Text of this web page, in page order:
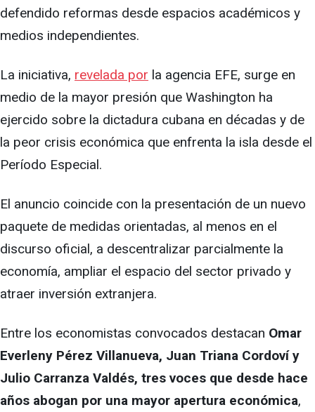
defendido reformas desde espacios académicos y
medios independientes.
La iniciativa, revelada por la agencia EFE, surge en
medio de la mayor presión que Washington ha
ejercido sobre la dictadura cubana en décadas y de
la peor crisis económica que enfrenta la isla desde el
Período Especial.
El anuncio coincide con la presentación de un nuevo
paquete de medidas orientadas, al menos en el
discurso oficial, a descentralizar parcialmente la
economía, ampliar el espacio del sector privado y
atraer inversión extranjera.
Entre los economistas convocados destacan Omar
Everleny Pérez Villanueva, Juan Triana Cordoví y
Julio Carranza Valdés, tres voces que desde hace
años abogan por una mayor apertura económica,